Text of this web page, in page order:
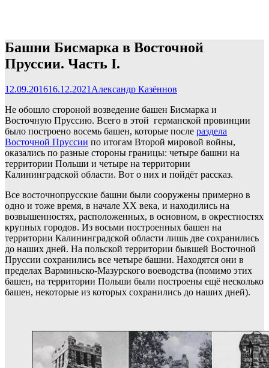
Башни Бисмарка в Восточной
Пруссии. Часть I.
12.09.201616.12.2021 Александр Казённов
Не обошло стороной возведение башен Бисмарка и
Восточную Пруссию. Всего в этой германской провинции
было построено восемь башен, которые после раздела
Восточной Пруссии по итогам Второй мировой войны,
оказались по разные стороны границы: четыре башни на
территории Польши и четыре на территории
Калининградской области. Вот о них и пойдёт рассказ.
Все восточнопрусские башни были сооружены примерно в
одно и тоже время, в начале ХХ века, и находились на
возвышенностях, расположенных, в основном, в окрестностях
крупных городов. Из восьми построенных башен на
территории Калининградской области лишь две сохранились
до наших дней. На польской территории бывшей Восточной
Пруссии сохранились все четыре башни. Находятся они в
пределах Варминьско-Мазурского воеводства (помимо этих
башен, на территории Польши были построены ещё несколько
башен, некоторые из которых сохранились до наших дней).